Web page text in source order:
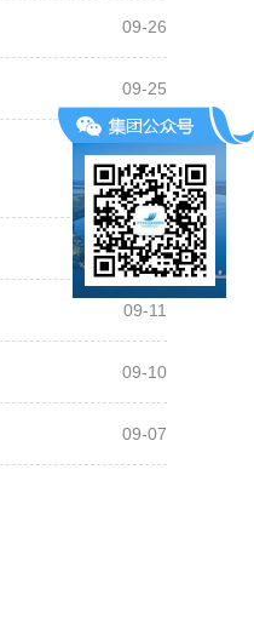
09-26
09-25
09-12
09-11
09-11
09-10
09-07